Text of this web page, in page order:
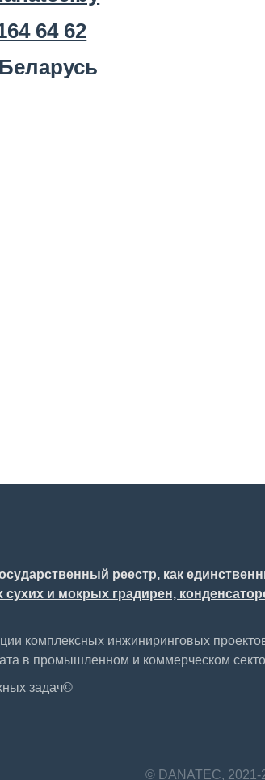
64 62
реестр, как
и мокрых градирен,
комплексных инжиниринговых
в промышленном и коммерческом
задач©
© DANATEC, 2021-